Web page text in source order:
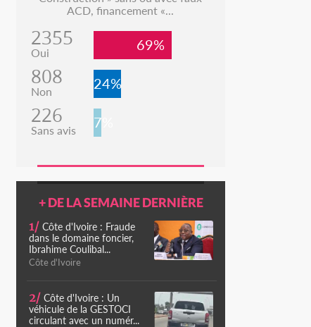
ACD, financement «...
2355
Oui 69%
808
Non 24%
226
Sans avis 7%
+ DE LA SEMAINE DERNIÈRE
1/ Côte d'Ivoire : Fraude
dans le domaine foncier,
Ibrahime Coulibal...
Côte d'Ivoire
2/ Côte d'Ivoire : Un
véhicule de la GESTOCI
circulant avec un numér...